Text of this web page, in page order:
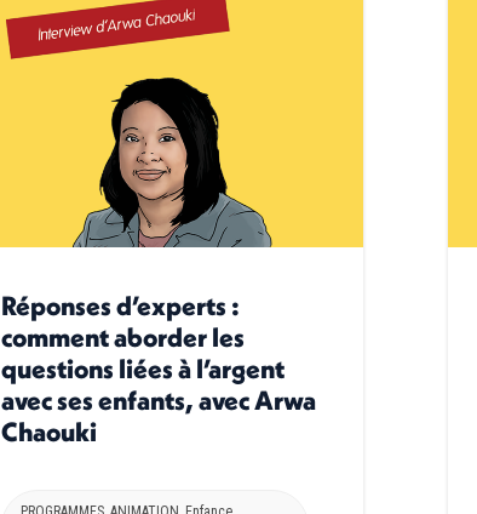
Réponses d’experts :
comment aborder les
questions liées à l’argent
avec ses enfants, avec Arwa
Chaouki